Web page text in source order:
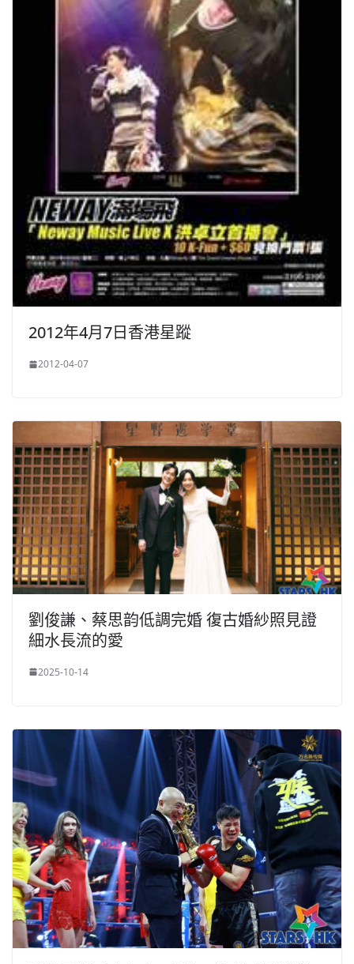
2012年4月7日香港星蹤
2012-04-07
劉俊謙、蔡思韵低調完婚 復古婚紗照見證
細水長流的愛
2025-10-14